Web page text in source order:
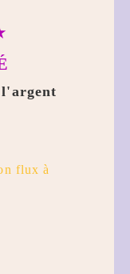
flux à